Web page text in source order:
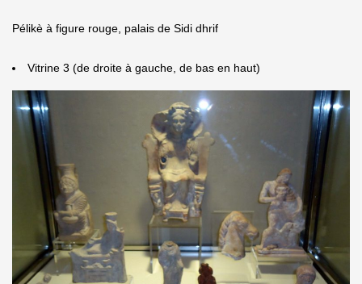
Pélikè à figure rouge, palais de Sidi dhrif
Vitrine 3 (de droite à gauche, de bas en haut)